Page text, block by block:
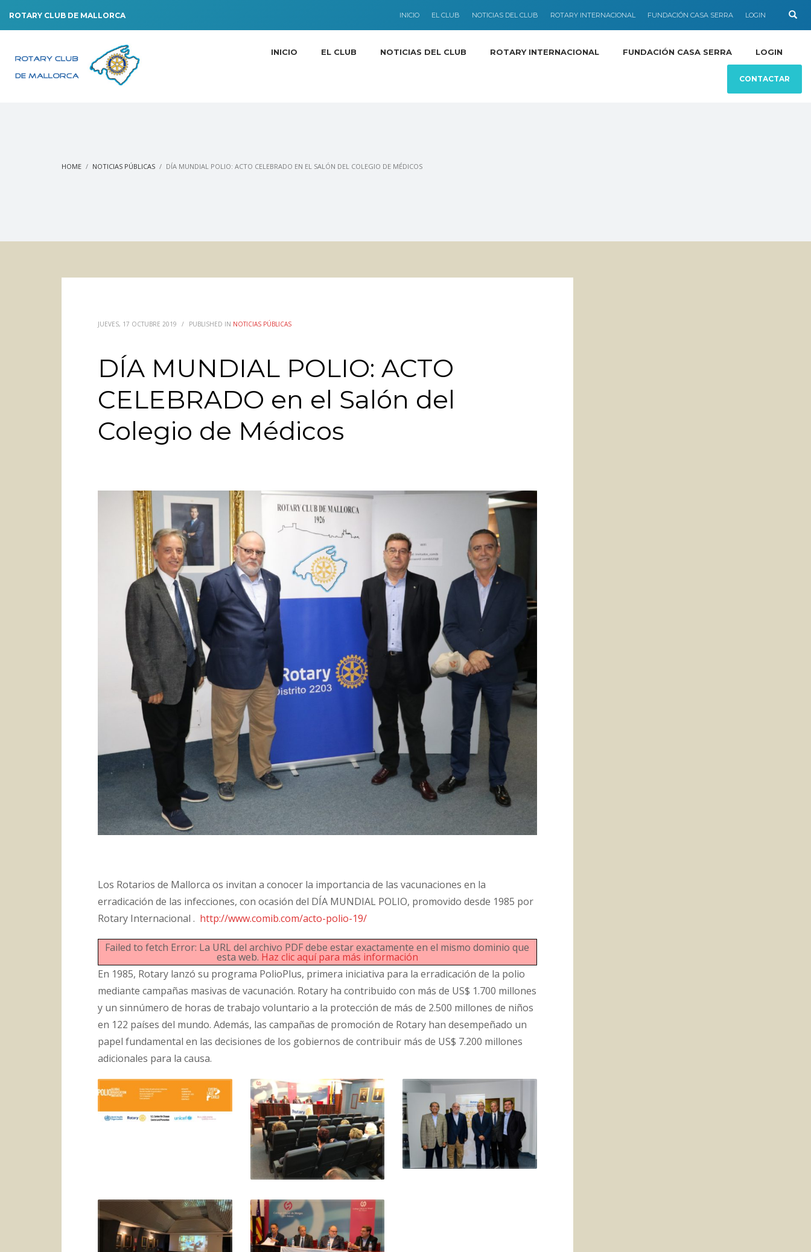
ROTARY CLUB DE MALLORCA INICIO EL CLUB NOTICIAS DEL CLUB ROTARY INTERNACIONAL FUNDACIÓN CASA SERRA LOGIN
INICIO EL CLUB NOTICIAS DEL CLUB ROTARY INTERNACIONAL FUNDACIÓN CASA SERRA LOGIN
CONTACTAR
HOME NOTICIAS PÚBLICAS DÍA MUNDIAL POLIO: ACTO CELEBRADO EN EL SALÓN DEL COLEGIO DE MÉDICOS
JUEVES, 17 OCTUBRE 2019 / PUBLISHED IN NOTICIAS PÚBLICAS
DÍA MUNDIAL POLIO: ACTO
CELEBRADO en el Salón del
Colegio de Médicos
Los Rotarios de Mallorca os invitan a conocer la importancia de las vacunaciones en la
erradicación de las infecciones, con ocasión del DÍA MUNDIAL POLIO, promovido desde 1985 por
Rotary Internacional . http://www.comib.com/acto-polio-19/
Failed to fetch Error: La URL del archivo PDF debe estar exactamente en el mismo dominio que
esta web. Haz clic aquí para más información
En 1985, Rotary lanzó su programa PolioPlus, primera iniciativa para la erradicación de la polio
mediante campañas masivas de vacunación. Rotary ha contribuido con más de US$ 1.700 millones
y un sinnúmero de horas de trabajo voluntario a la protección de más de 2.500 millones de niños
en 122 países del mundo. Además, las campañas de promoción de Rotary han desempeñado un
papel fundamental en las decisiones de los gobiernos de contribuir más de US$ 7.200 millones
adicionales para la causa.